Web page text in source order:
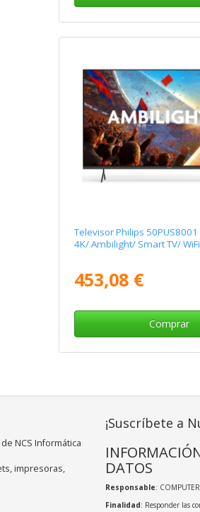
Televisor Philips
4K/ Ambilight/ Smart TV/ WiFi
453,08 €
Comprar
NCS Informática
impresoras,
¡Suscríbete a
DATOS
Responsable: COMPUTER
Finalidad: Responder las